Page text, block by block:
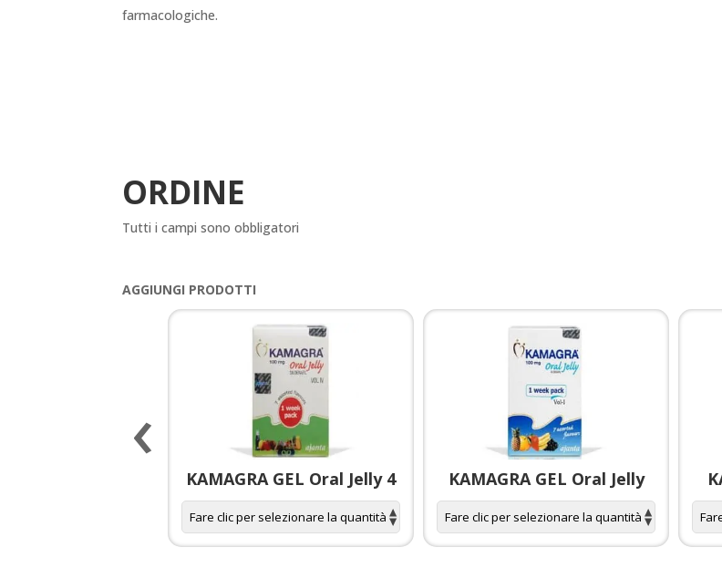
farmacologiche.
ORDINE
Tutti i campi sono obbligatori
AGGIUNGI PRODOTTI
KAMAGRA GEL Oral Jelly 4 KAMAGRA GEL Oral Jelly
‹